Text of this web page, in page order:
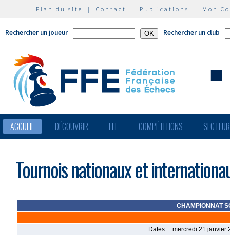
Plan du site | Contact | Publications | Mon
Rechercher un joueur Rechercher un club
ACCUEIL DÉCOUVRIR FFE COMPÉTITIONS
Tournois nationaux et
CHAMPIONNAT
Dates :
mercredi 21 janvier